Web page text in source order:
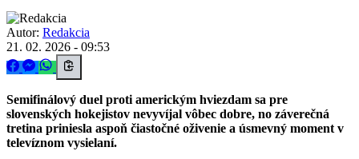
Autor: Redakcia
21. 02. 2026 - 09:53
Semifinálový duel proti americkým hviezdam sa pre
slovenských hokejistov nevyvíjal vôbec dobre, no záverečná
tretina priniesla aspoň čiastočné oživenie a úsmevný moment v
televíznom vysielaní.